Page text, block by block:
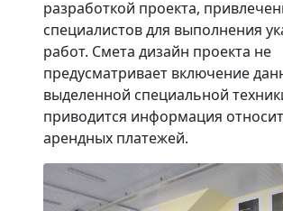
разработкой проекта,
специалистов для выполнения
работ. Смета дизайн проекта не
предусматривает включение
выделенной специальной
приводится информация
арендных платежей.